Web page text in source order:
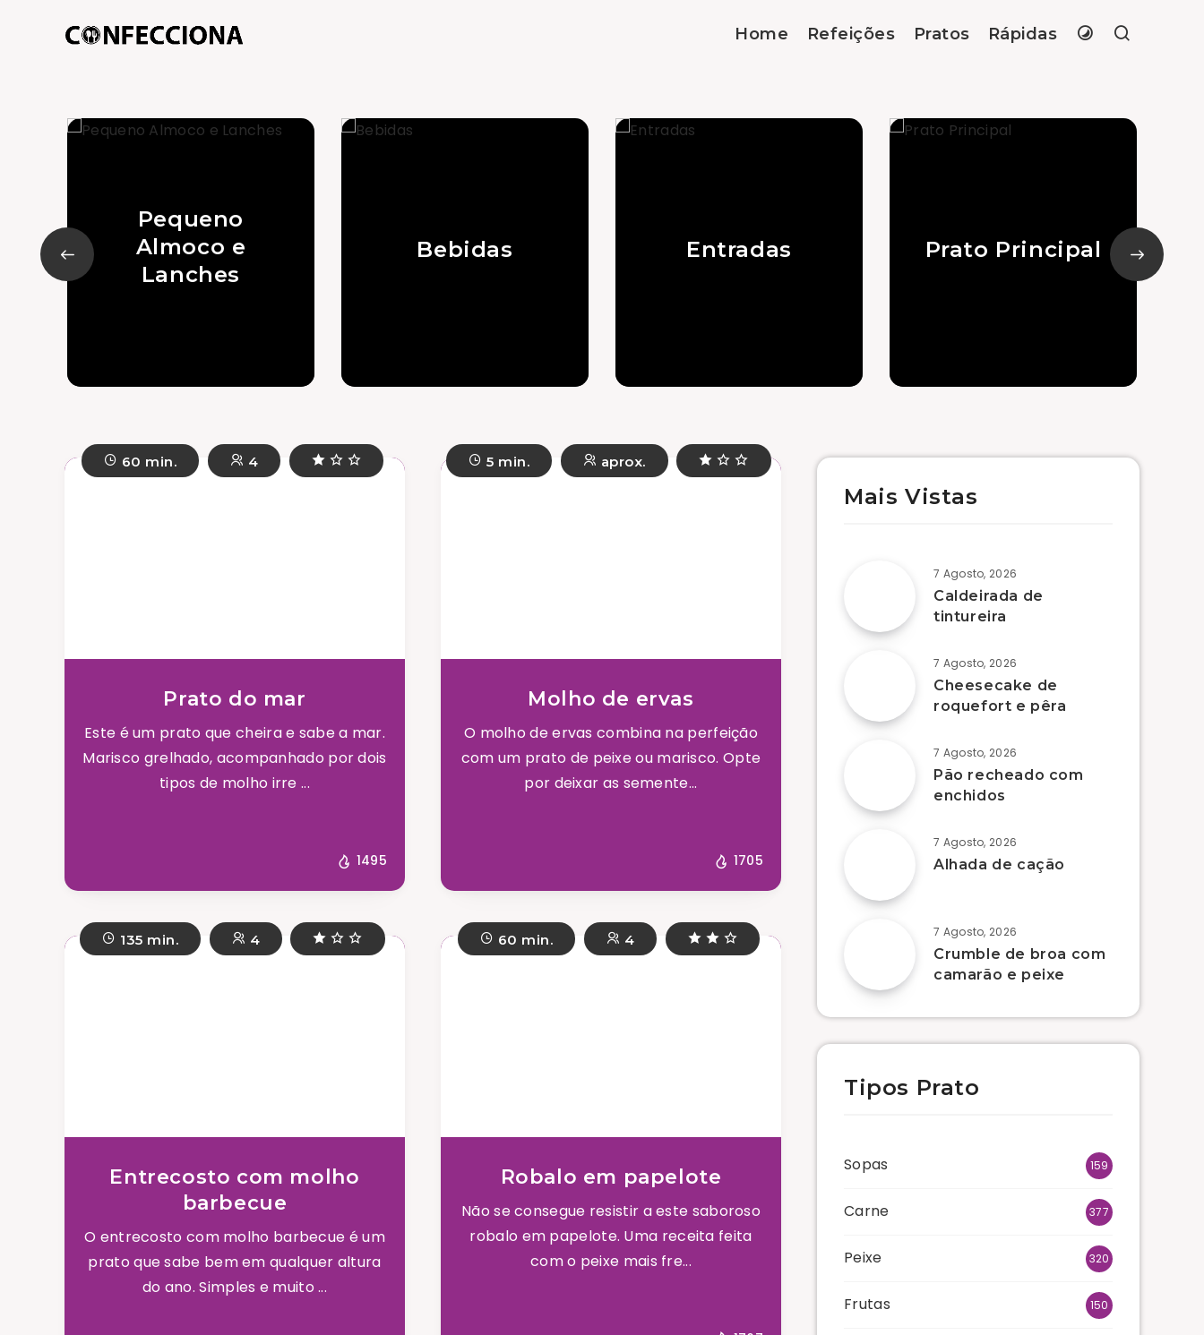
Home Refeições Pratos Rápidas
Pequeno
Almoco e
Lanches
Bebidas Entradas Prato Principal
60 min. 4
Prato do mar
Este é um prato que cheira e sabe a mar.
Marisco grelhado, acompanhado por dois
tipos de molho irre ...
1495
5 min. aprox.
Molho de ervas
O molho de ervas combina na perfeição
com um prato de peixe ou marisco. Opte
por deixar as semente...
1705
135 min. 4
Entrecosto com molho
barbecue
O entrecosto com molho barbecue é um
prato que sabe bem em qualquer altura
do ano. Simples e muito ...
60 min. 4
Robalo em papelote
Não se consegue resistir a este saboroso
robalo em papelote. Uma receita feita
com o peixe mais fre...
Mais Vistas
7 Agosto, 2026
Caldeirada de
tintureira
7 Agosto, 2026
Cheesecake de
roquefort e pêra
7 Agosto, 2026
Pão recheado com
enchidos
7 Agosto, 2026
Alhada de cação
7 Agosto, 2026
Crumble de broa com
camarão e peixe
Tipos Prato
Sopas 159
Carne 377
Peixe 320
Frutas 150